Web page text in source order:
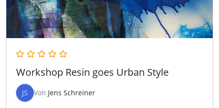
Workshop Resin goes Urban Style
JS Von Jens Schreiner